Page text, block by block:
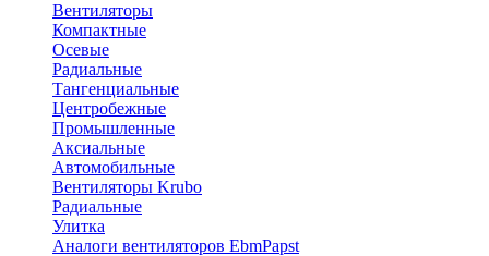
Вентиляторы
Компактные
Осевые
Радиальные
Тангенциальные
Центробежные
Промышленные
Аксиальные
Автомобильные
Вентиляторы Krubo
Радиальные
Улитка
Аналоги вентиляторов EbmPapst